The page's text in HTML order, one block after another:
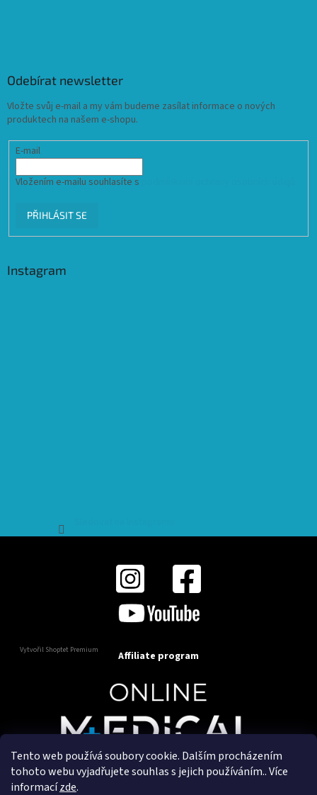
Tento web používá soubory cookie. Dalším procházením
tohoto webu vyjadřujete souhlas s jejich používáním.. Více
informacízde.
Odebírat newsletter
Vložte svůj e-mail a my vám budeme zasílat informace o nových
produktech na našem e-shopu.
E-mail
Vložením e-mailu souhlasíte s
PŘIHLÁSIT SE
Instagram
Vytvořil Shoptet Premium Affiliate program
Copyright 2025OnlineMedical.cz. Všechna práva